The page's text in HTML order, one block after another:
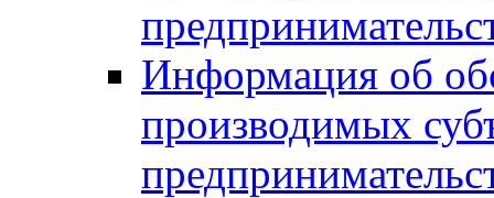
Информация об
производимых